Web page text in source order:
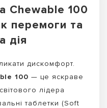
Chewable 100
перемоги та
дія
дискомфорт.
100 — це яскраве
лідера
таблетки (Soft